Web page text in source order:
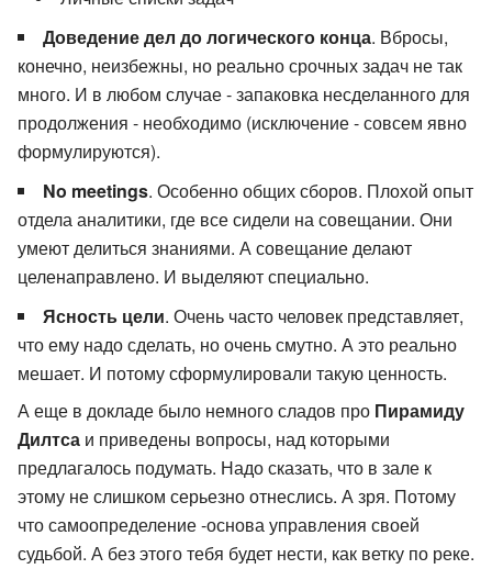
Доведение дел до логического конца. Вбросы,
конечно, неизбежны, но реально срочных задач не так
много. И в любом случае - запаковка несделанного для
продолжения - необходимо (исключение - совсем явно
формулируются).
No meetings. Особенно общих сборов. Плохой опыт
отдела аналитики, где все сидели на совещании. Они
умеют делиться знаниями. А совещание делают
целенаправлено. И выделяют специально.
Ясность цели. Очень часто человек представляет,
что ему надо сделать, но очень смутно. А это реально
мешает. И потому сформулировали такую ценность.
А еще в докладе было немного сладов про Пирамиду
Дилтса и приведены вопросы, над которыми
предлагалось подумать. Надо сказать, что в зале к
этому не слишком серьезно отнеслись. А зря. Потому
что самоопределение -основа управления своей
судьбой. А без этого тебя будет нести, как ветку по реке.